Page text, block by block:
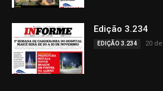
Edição 3.234
EDIÇÃO 3.234 20